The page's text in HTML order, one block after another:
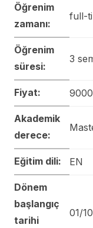
Öğrenim
zamanı:
full-
Öğrenim
süresi:
3
Fiyat:
Akademik
derece:
Eğitim dili: EN
Dönem
başlangıç
tarihi
01/10